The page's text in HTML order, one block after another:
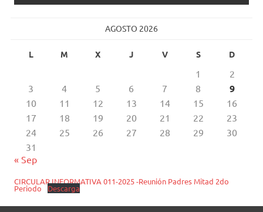
AGOSTO 2026
L M X J V S D
1
2
3
4 5 6 7 8 9
10 11 12 13 14 15
16
17
18 19 20 21 22
23
24
25 26 27 28 29
30
31
« Sep
CIRCULAR INFORMATIVA 011-2025 -Reunión Padres Mitad 2do
Periodo Descarga